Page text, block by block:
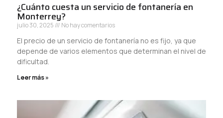
¿Cuánto cuesta un servicio de fontanería en
Monterrey?
julio 30, 2025 No hay comentarios
El precio de un servicio de fontanería no es fijo, ya que
depende de varios elementos que determinan el nivel de
dificultad.
Leer más »